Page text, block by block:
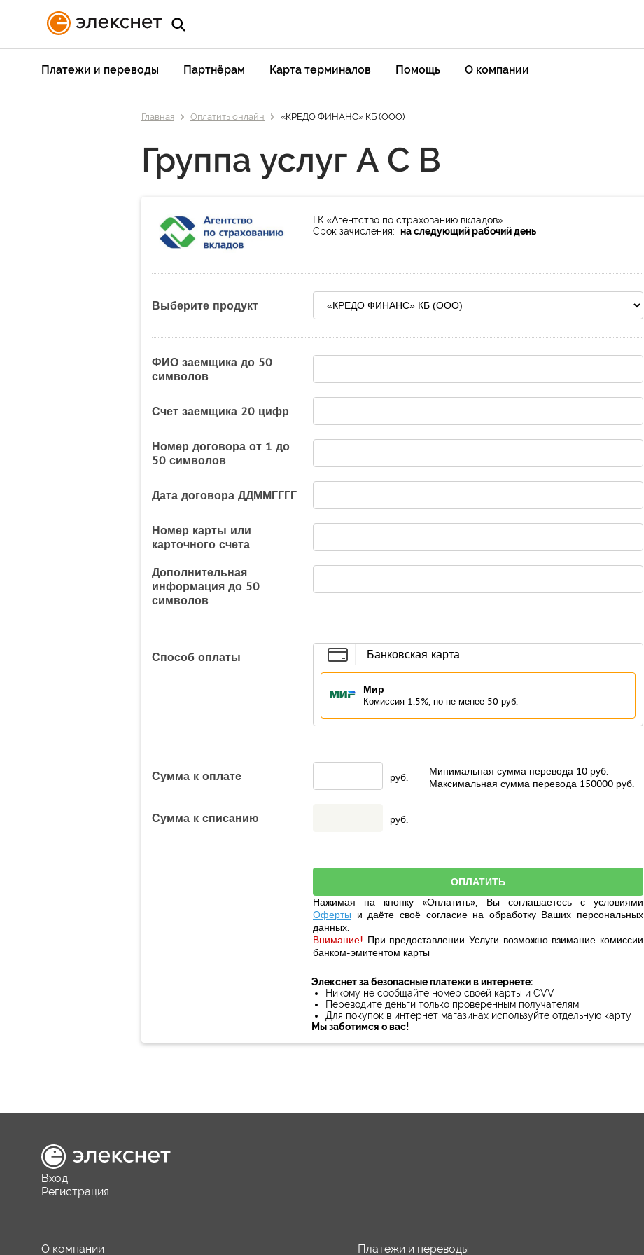
Платежи и переводы Партнёрам Карта терминалов Помощь О компании
Главная Оплатить онлайн «КРЕДО ФИНАНС» КБ (ООО)
Группа услуг А С В
ГК «Агентство по страхованию вкладов»
Срок зачисления: на следующий рабочий день
Выберите продукт
ФИО заемщика до 50
символов
Счет заемщика 20 цифр
Номер договора от 1 до
50 символов
Дата договора ДДММГГГГ
Номер карты или
карточного счета
Дополнительная
информация до 50
символов
Способ оплаты Банковская карта
Мир
Комиссия 1.5%, но не менее 50 руб.
Сумма к оплате руб. Минимальная сумма перевода 10 руб.
Максимальная сумма перевода 150000 руб.
Сумма к списанию руб.
Нажимая на кнопку «Оплатить», Вы соглашаетесь с условиями
Оферты и даёте своё согласиена обработку Ваших персональных
данных.
Внимание! При предоставлении Услуги возможно взимание комиссии
банком-эмитентом карты
Элекснет за безопасные платежи в интернете:
Никому не сообщайте номер своей карты и CVV
Переводите деньги только проверенным получателям
Для покупок в интернет магазинах используйте отдельную карту
Мы заботимся о вас!
Вход
Регистрация
О компании Платежи и переводы